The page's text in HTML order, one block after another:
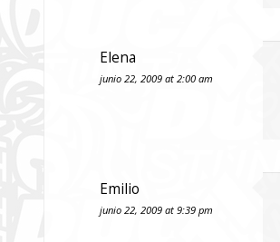
Elena
junio 22, 2009 at 2:00 am
Emilio
junio 22, 2009 at 9:39 pm